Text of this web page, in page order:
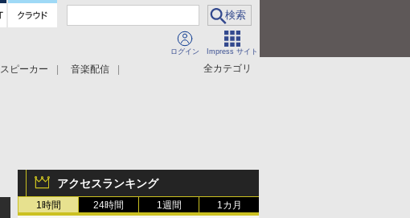
ログイン Impress サイト
全カテゴリ
スピーカー
音楽配信
アクセスランキング
1時間 24時間 1週間 1カ月